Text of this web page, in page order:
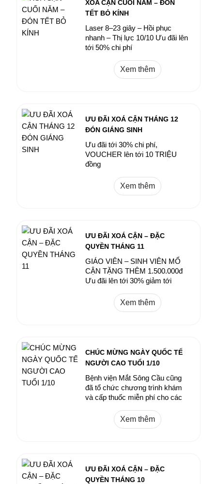
XÓA CẬN CUỐI NĂM – ĐÓN
TẾT BỎ KÍNH
Laser 8–23 giây – Hồi phục
nhanh – Thị lực 10/10 Ưu đãi lên
tới 50% chi phí
Xem thêm
ƯU ĐÃI XOÁ CẬN THÁNG 12
ĐÓN GIÁNG SINH
Ưu đãi tới 30% chi phí,
VOUCHER lên tới 10 TRIỆU
đồng
Xem thêm
ƯU ĐÃI XOÁ CẬN – ĐẶC
QUYỀN THÁNG 11
GIÁO VIÊN – SINH VIÊN MỔ
CẬN TẶNG THÊM 1.500.000đ
Ưu đãi lên tới 30% giảm tới
Xem thêm
CHÚC MỪNG NGÀY QUỐC TẾ
NGƯỜI CAO TUỔI 1/10
Bệnh viện Mắt Sông Cầu cũng
đã tổ chức chương trình khám
và cấp thuốc miễn phí cho các
phương trên địa bàn tỉnh. Đây là
hoạt động thiết thực nhằm tri ân
hiến cho gia đình và xã hội.
Xem thêm
ƯU ĐÃI XOÁ CẬN – ĐẶC
QUYỀN THÁNG 10